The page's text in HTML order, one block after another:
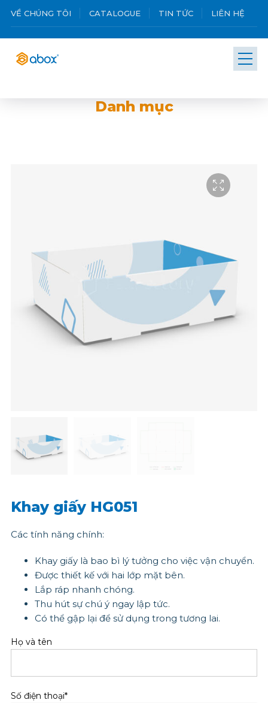
VỀ CHÚNG TÔI CATALOGUE TIN TỨC LIÊN HỆ
Danh mục
Khay giấy HG051
Các tính năng chính:
Khay giấy là bao bì lý tưởng cho việc vận chuyển.
Được thiết kế với hai lớp mặt bên.
Lắp ráp nhanh chóng.
Thu hút sự chú ý ngay lập tức.
Có thể gập lại để sử dụng trong tương lai.
Họ và tên
Số điện thoại*